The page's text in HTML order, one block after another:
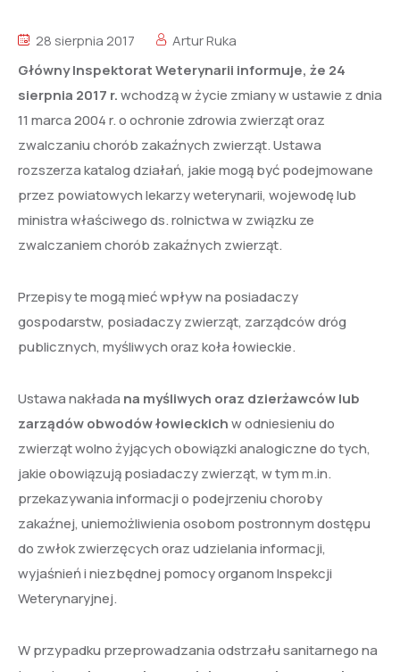
28 sierpnia 2017
Artur Ruka
Główny Inspektorat Weterynarii informuje, że 24
sierpnia 2017 r.wchodzą w życie zmiany w ustawie z dnia
11 marca 2004 r. o ochronie zdrowia zwierząt oraz
zwalczaniu chorób zakaźnych zwierząt. Ustawa
rozszerza katalog działań, jakie mogą być podejmowane
przez powiatowych lekarzy weterynarii, wojewodę lub
ministra właściwego ds. rolnictwa w związku ze
zwalczaniem chorób zakaźnych zwierząt.
Przepisy te mogą mieć wpływ na posiadaczy
gospodarstw, posiadaczy zwierząt, zarządców dróg
publicznych, myśliwych oraz koła łowieckie.
Ustawa nakłada na myśliwych oraz dzierżawców lub
zarządów obwodów łowieckichw odniesieniu do
zwierząt wolno żyjących obowiązki analogiczne do tych,
jakie obowiązują posiadaczy zwierząt, w tym m.in.
przekazywania informacji o podejrzeniu choroby
zakaźnej, uniemożliwienia osobom postronnym dostępu
do zwłok zwierzęcych oraz udzielania informacji,
wyjaśnień i niezbędnej pomocy organom Inspekcji
Weterynaryjnej.
W przypadku przeprowadzania odstrzału sanitarnego na